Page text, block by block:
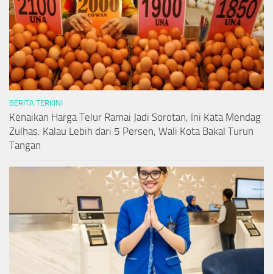
BERITA TERKINI
Kenaikan Harga Telur Ramai Jadi Sorotan, Ini Kata Mendag
Zulhas: Kalau Lebih dari 5 Persen, Wali Kota Bakal Turun
Tangan